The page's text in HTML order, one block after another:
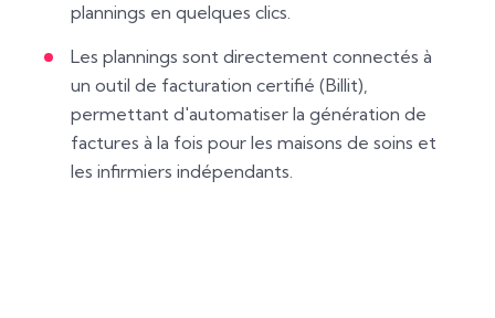
plannings en quelques clics.
Les plannings sont directement connectés à
un outil de facturation certifié (Billit),
permettant d'automatiser la génération de
factures à la fois pour les maisons de soins et
les infirmiers indépendants.